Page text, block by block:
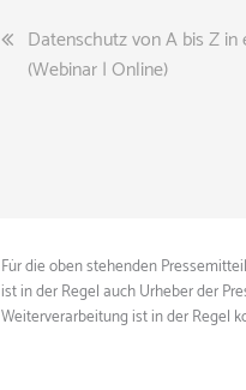
Datenschutz von A bis Z in
(Webinar | Online)
Für die oben stehenden
ist in der Regel auch Urheber der
Weiterverarbeitung ist in der Regel